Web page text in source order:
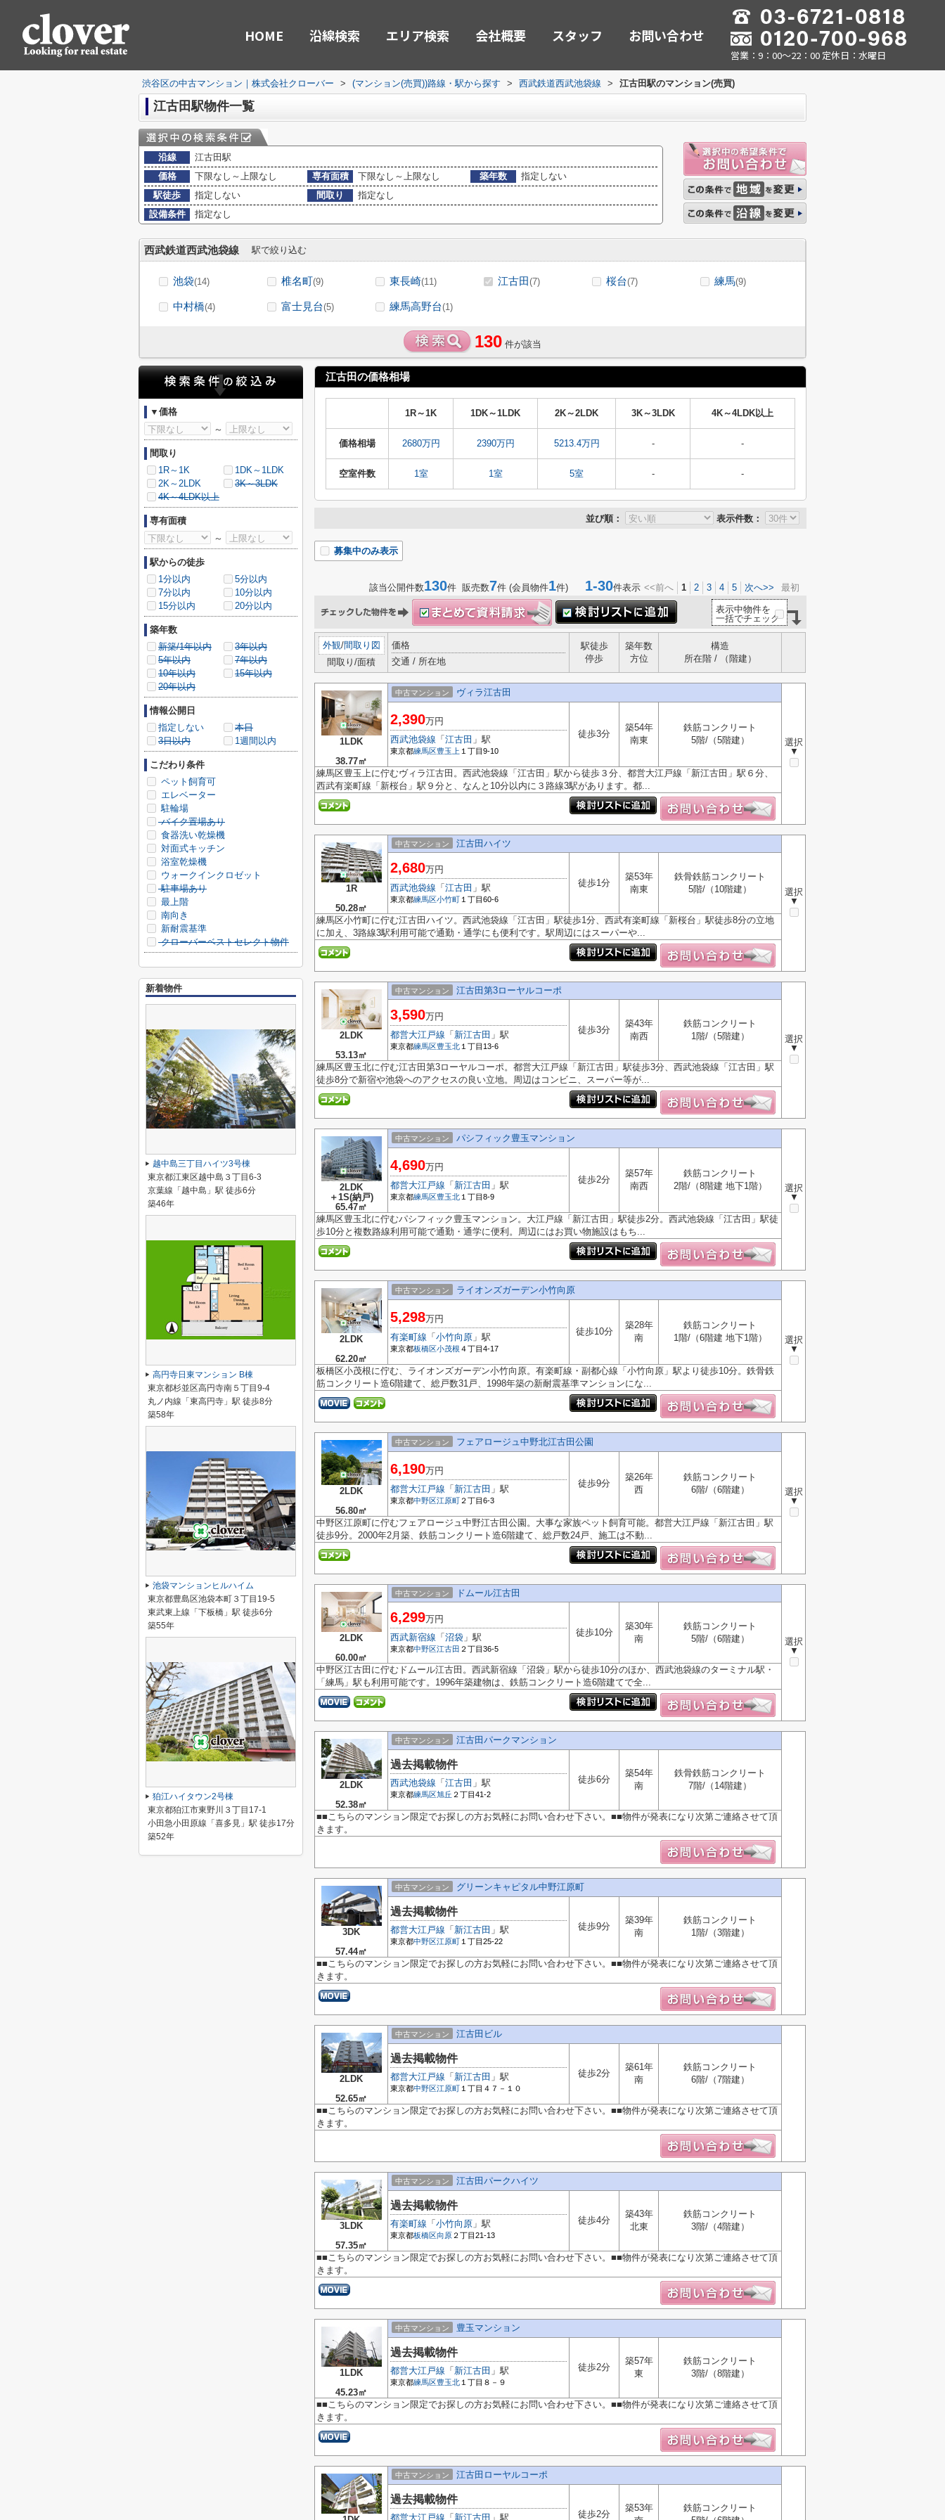
HOME 沿線検索 エリア検索 会社概要 スタッフ お問い合わせ
営業：9：00～22：00 定休日：水曜日
渋谷区の中古マンション｜株式会社クローバー > (マンション(売買))路線・駅から探す > 西武鉄道西武池袋線 > 江古田駅のマンション(売買)
江古田駅物件一覧
沿線
江古田駅
価格
下限なし～上限なし 専有面積 下限なし～上限なし 築年数
指定しない
駅徒歩
指定しない 間取り
指定なし
設備条件
指定なし
西武鉄道西武池袋線 駅で絞り込む
池袋(14) 椎名町(9) 東長崎(11) 江古田(7) 桜台(7) 練馬(9)
中村橋(4) 富士見台(5) 練馬高野台(1)
130 件が該当
江古田の価格相場
1R～1K 1DK～1LDK 2K～2LDK 3K～3LDK 4K～4LDK以上
価格相場 2680万円 2390万円 5213.4万円 - -
空室件数 1室 1室 5室 - -
並び順： 表示件数：
募集中のみ表示
該当公開件数130件 販売数7件 (会員物件1件) 1-30件表示 <<前へ 1 2 3 4 5 次へ>> 最初
表示中物件を
一括でチェック
外観/間取り図
間取り/面積
価格
交通 / 所在地
駅徒歩
停歩
築年数
方位
構造
所在階 / （階建）
1LDK
38.77㎡
中古マンション ヴィラ江古田
選択
▼
2,390万円
西武池袋線 「 江古田 」駅
東京都練馬区 豊玉上 １丁目9-10
徒歩3分
築54年
南東
鉄筋コンクリート
5階/（5階建）
練馬区豊玉上に佇むヴィラ江古田。西武池袋線「江古田」駅から徒歩３分、都営大江戸線「新江古田」駅６分、
西武有楽町線「新桜台」駅９分と、なんと10分以内に３路線3駅があります。都...
1R
50.28㎡
中古マンション 江古田ハイツ
選択
▼
2,680万円
西武池袋線 「 江古田 」駅
東京都練馬区小竹町 １丁目60-6
徒歩1分
築53年
南東
鉄骨鉄筋コンクリート
5階/（10階建）
練馬区小竹町に佇む江古田ハイツ。西武池袋線「江古田」駅徒歩1分、西武有楽町線「新桜台」駅徒歩8分の立地
に加え、3路線3駅利用可能で通勤・通学にも便利です。駅周辺にはスーパーや...
2LDK
53.13㎡
中古マンション 江古田第3ローヤルコーポ
選択
▼
3,590万円
都営大江戸線 「 新江古田 」駅
東京都練馬区 豊玉北 １丁目13-6
徒歩3分
築43年
南西
鉄筋コンクリート
1階/（5階建）
練馬区豊玉北に佇む江古田第3ローヤルコーポ。都営大江戸線「新江古田」駅徒歩3分、西武池袋線「江古田」駅
徒歩8分で新宿や池袋へのアクセスの良い立地。周辺はコンビニ、スーパー等が...
2LDK
＋1S(納戸)
65.47㎡
中古マンション パシフィック豊玉マンション
選択
▼
4,690万円
都営大江戸線 「 新江古田 」駅
東京都練馬区 豊玉北 １丁目8-9
徒歩2分
築57年
南西
鉄筋コンクリート
2階/（8階建 地下1階）
練馬区豊玉北に佇むパシフィック豊玉マンション。大江戸線「新江古田」駅徒歩2分。西武池袋線「江古田」駅徒
歩10分と複数路線利用可能で通勤・通学に便利。周辺にはお買い物施設はもち...
2LDK
62.20㎡
中古マンション ライオンズガーデン小竹向原
選択
▼
5,298万円
有楽町線 「 小竹向原 」駅
東京都板橋区小茂根 ４丁目4-17
徒歩10分
築28年
南
鉄筋コンクリート
1階/（6階建 地下1階）
板橋区小茂根に佇む、ライオンズガーデン小竹向原。有楽町線・副都心線「小竹向原」駅より徒歩10分。鉄骨鉄
筋コンクリート造6階建て、総戸数31戸、1998年築の新耐震基準マンションにな...
2LDK
56.80㎡
中古マンション フェアロージュ中野北江古田公園
選択
▼
6,190万円
都営大江戸線 「 新江古田 」駅
東京都中野区江原町 ２丁目6-3
徒歩9分
築26年
西
鉄筋コンクリート
6階/（6階建）
中野区江原町に佇むフェアロージュ中野江古田公園。大事な家族ペット飼育可能。都営大江戸線「新江古田」駅
徒歩9分。2000年2月築、鉄筋コンクリート造6階建て、総戸数24戸、施工は不動...
2LDK
60.00㎡
中古マンション ドムール江古田
選択
▼
6,299万円
西武新宿線 「 沼袋 」駅
東京都中野区江古田 ２丁目36-5
徒歩10分
築30年
南
鉄筋コンクリート
5階/（6階建）
中野区江古田に佇むドムール江古田。西武新宿線「沼袋」駅から徒歩10分のほか、西武池袋線のターミナル駅・
「練馬」駅も利用可能です。1996年築建物は、鉄筋コンクリート造6階建てで全...
2LDK
52.38㎡
中古マンション 江古田パークマンション
過去掲載物件
西武池袋線 「 江古田 」駅
東京都練馬区旭丘 ２丁目41-2
徒歩6分
築54年
南
鉄骨鉄筋コンクリート
7階/（14階建）
■■こちらのマンション限定でお探しの方お気軽にお問い合わせ下さい。■■物件が発表になり次第ご連絡させて頂
きます。
3DK
57.44㎡
中古マンション グリーンキャピタル中野江原町
過去掲載物件
都営大江戸線 「 新江古田 」駅
東京都中野区江原町 １丁目25-22
徒歩9分
築39年
南
鉄筋コンクリート
1階/（3階建）
■■こちらのマンション限定でお探しの方お気軽にお問い合わせ下さい。■■物件が発表になり次第ご連絡させて頂
きます。
2LDK
52.65㎡
中古マンション 江古田ビル
過去掲載物件
都営大江戸線 「 新江古田 」駅
東京都中野区江原町 １丁目４７－１０
徒歩2分
築61年
南
鉄筋コンクリート
6階/（7階建）
■■こちらのマンション限定でお探しの方お気軽にお問い合わせ下さい。■■物件が発表になり次第ご連絡させて頂
きます。
3LDK
57.35㎡
中古マンション 江古田パークハイツ
過去掲載物件
有楽町線 「 小竹向原 」駅
東京都板橋区向原 ２丁目21-13
徒歩4分
築43年
北東
鉄筋コンクリート
3階/（4階建）
■■こちらのマンション限定でお探しの方お気軽にお問い合わせ下さい。■■物件が発表になり次第ご連絡させて頂
きます。
1LDK
45.23㎡
中古マンション 豊玉マンション
過去掲載物件
都営大江戸線 「 新江古田 」駅
東京都練馬区 豊玉北 １丁目８－９
徒歩2分
築57年
東
鉄筋コンクリート
3階/（8階建）
■■こちらのマンション限定でお探しの方お気軽にお問い合わせ下さい。■■物件が発表になり次第ご連絡させて頂
きます。
中古マンション 江古田ローヤルコーポ
過去掲載物件
都営大江戸線 「 新江古田 」駅 徒歩2分
築53年
鉄筋コンクリート
▼価格
～
間取り
1R～1K
1DK～1LDK
2K～2LDK
3K～3LDK
4K～4LDK以上
専有面積
～
駅からの徒歩
1分以内
5分以内
7分以内
10分以内
15分以内
20分以内
築年数
新築/1年以内
3年以内
5年以内
7年以内
10年以内
15年以内
20年以内
情報公開日
指定しない
本日
3日以内
1週間以内
こだわり条件
ペット飼育可
エレベーター
駐輪場
バイク置場あり
食器洗い乾燥機
対面式キッチン
浴室乾燥機
ウォークインクロゼット
駐車場あり
最上階
南向き
新耐震基準
クローバーベストセレクト物件
新着物件
越中島三丁目ハイツ3号棟
東京都江東区越中島３丁目6-3
京葉線「越中島」駅 徒歩6分
築46年
高円寺日東マンション B棟
東京都杉並区高円寺南５丁目9-4
丸ノ内線「東高円寺」駅 徒歩8分
築58年
池袋マンションヒルハイム
東京都豊島区池袋本町３丁目19-5
東武東上線「下板橋」駅 徒歩6分
築55年
狛江ハイタウン2号棟
東京都狛江市東野川３丁目17-1
小田急小田原線「喜多見」駅 徒歩17分
築52年